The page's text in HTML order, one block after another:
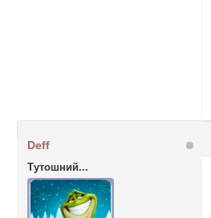
Deff
Тутошний...